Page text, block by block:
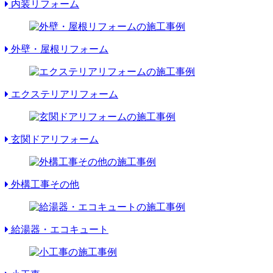
内装リフォーム
外壁・屋根リフォーム
エクステリアリフォーム
玄関ドアリフォーム
外構工事その他
給湯器・エコキュート